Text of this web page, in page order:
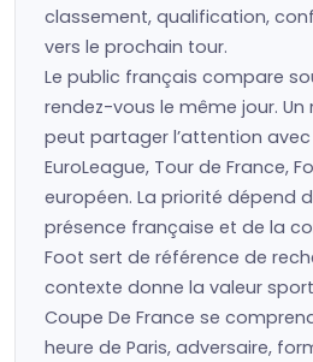
classement, qualification,
vers le prochain tour.
Le public français compare
rendez-vous le même jour.
peut partager l’attention avec
EuroLeague, Tour de France,
européen. La priorité dépend
présence française et de la
Foot sert de référence de
contexte donne la valeur
Coupe De France se
heure de Paris, adversaire,